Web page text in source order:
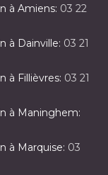
à Amiens: 03 22
à Dainville: 03 21
à Fillièvres: 03 21
à Maninghem:
à Marquise: 03